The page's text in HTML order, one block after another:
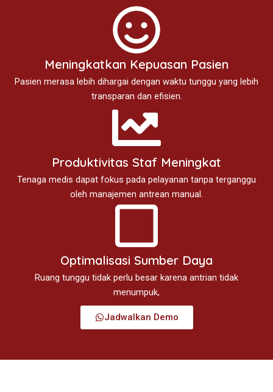
Meningkatkan Kepuasan Pasien
Pasien merasa lebih dihargai dengan waktu tunggu yang lebih
transparan dan efisien.
Produktivitas Staf Meningkat
Tenaga medis dapat fokus pada pelayanan tanpa terganggu
oleh manajemen antrean manual.
Optimalisasi Sumber Daya
Ruang tunggu tidak perlu besar karena antrian tidak
menumpuk,
Jadwalkan Demo